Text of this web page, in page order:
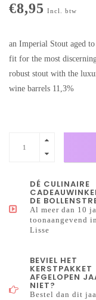
€8,95 Incl. btw
an Imperial Stout aged
fit for the most
robust stout with the
wine barrels 11,3%
DÉ CULINAIRE
DE
Al meer dan 10
toonaangevend
Lisse
BEVIEL HET
KERSTPAKKET
AFGELOPEN
NIET?
Bestel dan dit